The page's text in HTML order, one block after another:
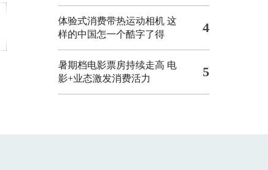
体验式消费带热运动相机 这
样的中国怎一个酷字了得
4
暑期档电影票房持续走高 电
影+业态激发消费活力
5